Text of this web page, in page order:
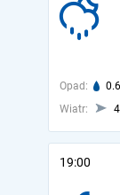
Opad:
Wiatr:
19:00